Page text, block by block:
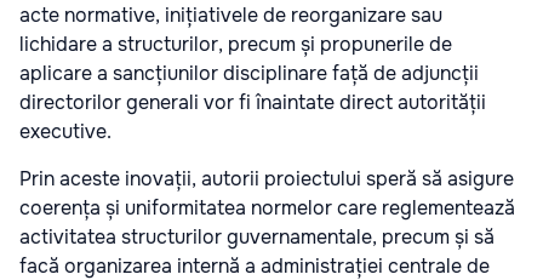
acte normative, inițiativele de reorganizare sau
lichidare a structurilor, precum și propunerile de
aplicare a sancțiunilor disciplinare față de adjuncții
directorilor generali vor fi înaintate direct autorității
executive.
Prin aceste inovații, autorii proiectului speră să asigure
coerența și uniformitatea normelor care reglementează
activitatea structurilor guvernamentale, precum și să
facă organizarea internă a administrației centrale de